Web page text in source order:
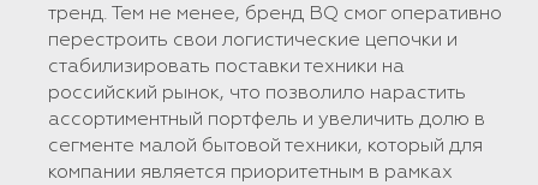
тренд. Тем не менее, бренд BQ смог оперативно
перестроить свои логистические цепочки и
стабилизировать поставки техники на
российский рынок, что позволило нарастить
ассортиментный портфель и увеличить долю в
сегменте малой бытовой техники, который для
компании является приоритетным в рамках